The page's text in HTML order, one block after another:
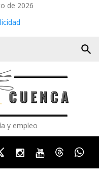
de 2026
search
y empleo
TwitterInstagram
YoutubeThreads